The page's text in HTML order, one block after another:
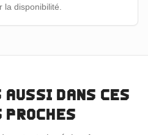
la disponibilité.
dans ces